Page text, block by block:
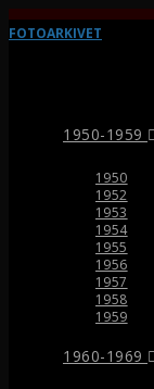
FOTOARKIVET
1950-1959
1950
1952
1953
1954
1955
1956
1957
1958
1959
1960-1969